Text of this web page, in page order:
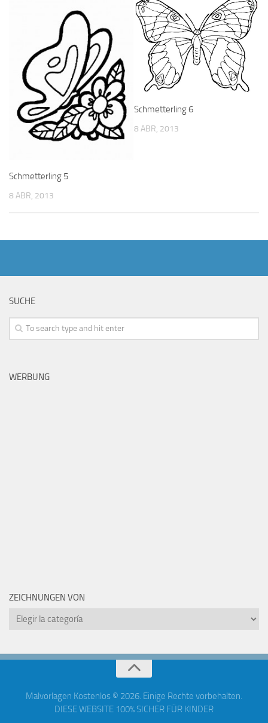
Schmetterling 5
8 ABR, 2013
Schmetterling 6
8 ABR, 2013
SUCHE
WERBUNG
ZEICHNUNGEN VON
Zeichnungen
Malvorlagen Kostenlos © 2026. Einige Rechte vorbehalten.
DIESE WEBSITE 100% SICHER FÜR KINDER